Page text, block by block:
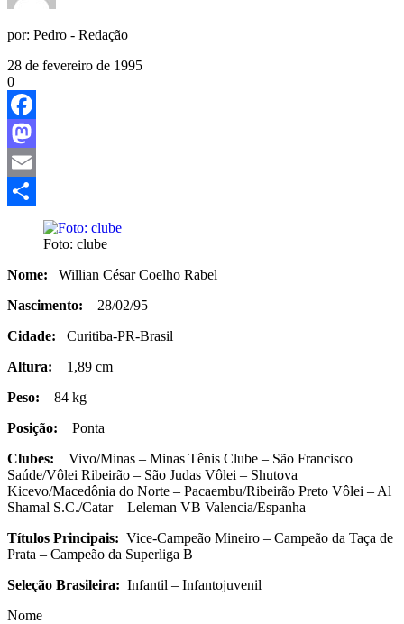
por: Pedro - Redação
28 de fevereiro de 1995
0
Facebook
Mastodon
Email
Foto: clube
Nome: Willian César Coelho Rabel
Nascimento: 28/02/95
Cidade: Curitiba-PR-Brasil
Altura: 1,89 cm
Peso: 84 kg
Posição: Ponta
Clubes: Vivo/Minas – Minas Tênis Clube – São Francisco
Saúde/Vôlei Ribeirão – São Judas Vôlei – Shutova
Kicevo/Macedônia do Norte – Pacaembu/Ribeirão Preto Vôlei – Al
Shamal S.C./Catar – Leleman VB Valencia/Espanha
Títulos Principais: Vice-Campeão Mineiro – Campeão da Taça de
Prata – Campeão da Superliga B
Seleção Brasileira: Infantil – Infantojuvenil
Nome